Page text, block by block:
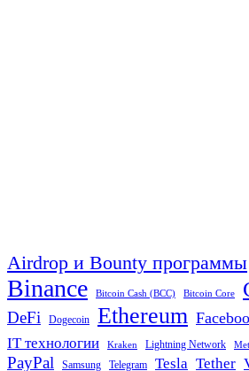
Airdrop и Bounty программы
Binance Bitcoin Cash (BCC) Bitcoin Core
DeFi Dogecoin Ethereum
IT технологии Kraken Lightning Network
PayPal Samsung Telegram Tesla Tether